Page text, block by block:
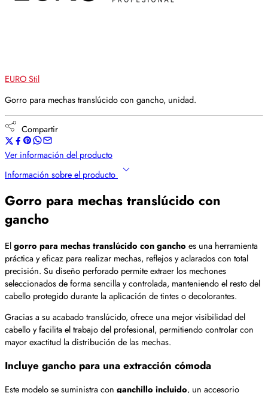
EURO Stil
Gorro para mechas translúcido con gancho, unidad.
Compartir
Ver información del producto
Información sobre el producto
Gorro para mechas translúcido con
gancho
Elgorro para mechas translúcido con gancho es una herramienta
práctica y eficaz para realizar mechas, reflejos y aclarados con total
precisión. Su diseño perforado permite extraer los mechones
seleccionados de forma sencilla y controlada, manteniendo el resto del
cabello protegido durante la aplicación de tintes o decolorantes.
Gracias a su acabado translúcido, ofrece una mejor visibilidad del
cabello y facilita el trabajo del profesional, permitiendo controlar con
mayor exactitud la distribución de las mechas.
Incluye gancho para una extracción cómoda
Este modelo se suministra con ganchillo incluido, un accesorio